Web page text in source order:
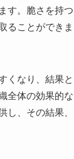
す。脆さを持つ
ることができま
くなり、結果と
全体の効果的な
し、その結果、